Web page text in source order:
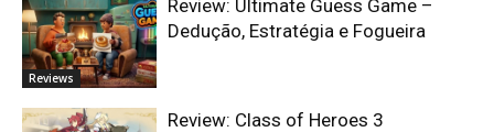
Reviews
Review: Ultimate Guess Game –
Dedução, Estratégia e Fogueira
Review: Class of Heroes 3